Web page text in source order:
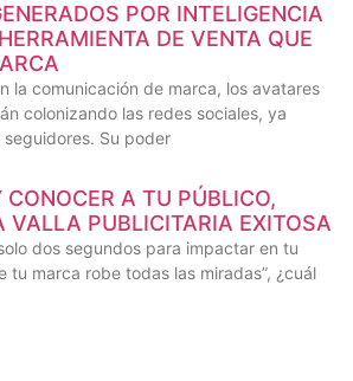
POR INTELIGENCIA
DE VENTA QUE
la comunicación de marca, los avatares
colonizando las redes sociales, ya
Su poder
CONOCER A TU PÚBLICO,
VALLA PUBLICITARIA EXITOSA
dos segundos para impactar en tu
tu marca robe todas las miradas”, ¿cuál